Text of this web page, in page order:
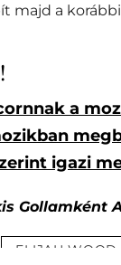
majd a
a
igazi
Gollamként
ELIJAH WOOD